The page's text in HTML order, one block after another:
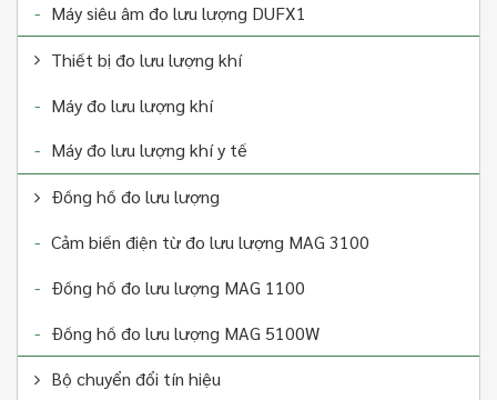
Máy siêu âm đo lưu lượng DUFX1
Thiết bị đo lưu lượng khí
Máy đo lưu lượng khí
Máy đo lưu lượng khí y tế
Đồng hồ đo lưu lượng
Cảm biến điện từ đo lưu lượng MAG 3100
Đồng hồ đo lưu lượng MAG 1100
Đồng hồ đo lưu lượng MAG 5100W
Bộ chuyển đổi tín hiệu
Máy đo lưu lượng khí
Máy đo lưu lượng khí với thiết kế và sử dụng khá đơn
giản và dễ sử dụng.Máy đo lưu lượng khí sử dụng đo